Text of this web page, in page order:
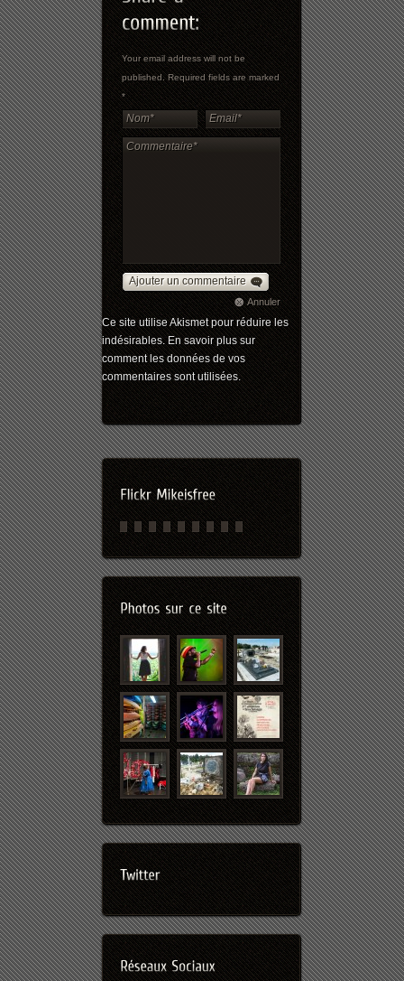
Your email address will not be
published. Required fields are marked
*
Ajouter un commentaire
Annuler
Ce site utilise Akismet pour réduire les
indésirables.En savoir plus sur
comment les données de vos
commentaires sont utilisées.